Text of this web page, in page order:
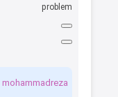
problem
mohammadreza :